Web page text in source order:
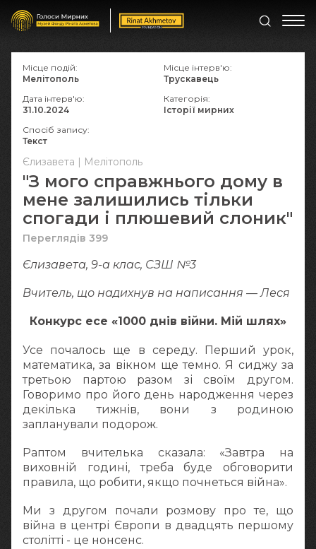
Єлизавета | Мелітополь
"З мого справжнього дому в
мене залишились тільки
спогади і плюшевий слоник"
Переглядів 399
Єлизавета, 9-а клас, СЗШ №3
Вчитель, що надихнув на написання — Леся
Конкурс есе «1000 днів війни. Мій шлях»
Усе почалось ще в середу. Перший урок,
математика, за вікном ще темно. Я сиджу за
третьою партою разом зі своїм другом.
Говоримо про його день народження через
декілька тижнів, вони з родиною
запланували подорож.
Раптом вчителька сказала: «Завтра на
виховній годині, треба буде обговорити
правила, що робити, якщо почнеться війна».
Ми з другом почали розмову про те, що
війна в центрі Європи в двадцять першому
столітті - це нонсенс.
Місце подій:
Мелітополь
Місце інтерв'ю:
Трускавець
Дата інтерв'ю:
31.10.2024
Категорія:
Історії мирних
Спосіб запису:
Текст